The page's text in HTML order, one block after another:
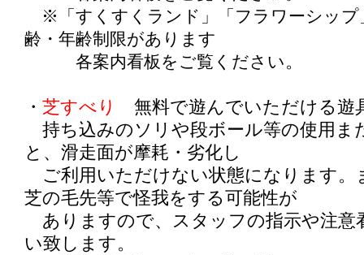
※「すくすくランド」「フラワーシップ
齢・年齢制限があります
各案内看板をご覧ください。
・ 芝すべり
無料で遊んでいただける遊
持ち込みのソリや段ボール等の使用ま
と、滑走面が摩耗・劣化し
ご利用いただけない状態になります。
芝の毛先等で怪我をする可能性が
ありますので、スタッフの指示や注意
い致します。